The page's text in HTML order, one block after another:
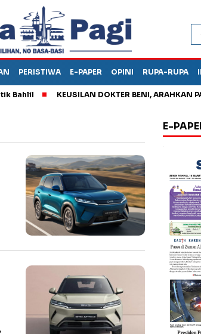
PERISTIWA E-PAPER OPINI RUPA-RUPA
KEUSILAN DOKTER BENI, ARAHKAN
E-